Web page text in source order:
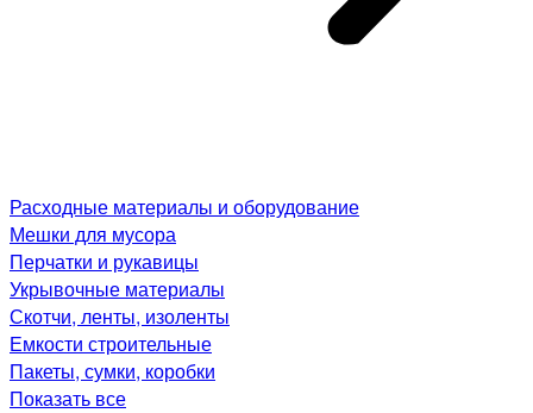
Расходные материалы и оборудование
Мешки для мусора
Перчатки и рукавицы
Укрывочные материалы
Скотчи, ленты, изоленты
Емкости строительные
Пакеты, сумки, коробки
Показать все